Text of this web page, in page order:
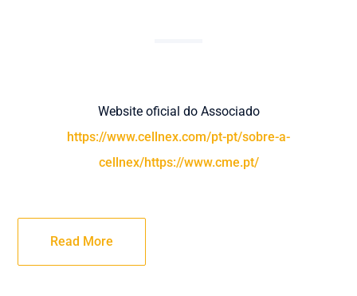
Website oficial do Associado
https://www.cellnex.com/pt-pt/sobre-a-
cellnex/https://www.cme.pt/
Read More